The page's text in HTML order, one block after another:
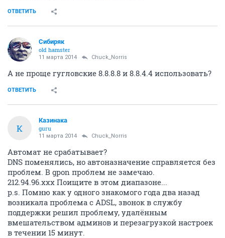
ОТВЕТИТЬ
Сибиряк
old hamster
11 марта 2014 Chuck_Norris
А не проще гугловские 8.8.8.8 и 8.8.4.4 использовать?
ОТВЕТИТЬ
К
Казинака
guru
11 марта 2014 Chuck_Norris
Автомат не срабатывает?
DNS поменялись, но автоназначение справляется без
проблем. В gpon проблем не замечаю.
212.94.96.xxx Поищите в этом диапазоне...
p.s. Помню как у одного знакомого года два назад
возникала проблема с ADSL, звонок в службу
поддержки решил проблему, удалённым
вмешательством админов и перезагрузкой настроек
в течении 15 минут.